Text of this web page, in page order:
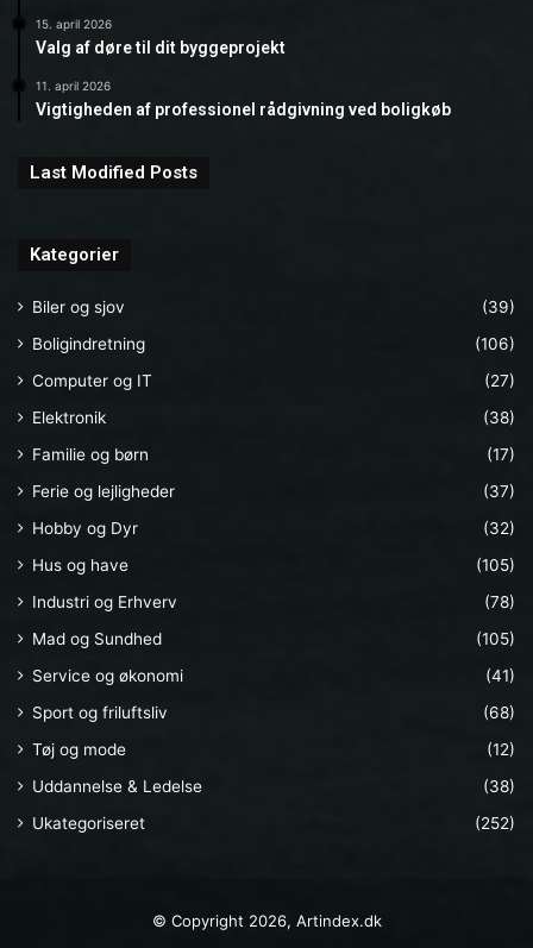
15. april 2026
Valg af døre til dit byggeprojekt
11. april 2026
Vigtigheden af professionel rådgivning ved boligkøb
Last Modified Posts
Kategorier
Biler og sjov
(39)
Boligindretning
(106)
Computer og IT
(27)
Elektronik
(38)
Familie og børn
(17)
Ferie og lejligheder
(37)
Hobby og Dyr
(32)
Hus og have
(105)
Industri og Erhverv
(78)
Mad og Sundhed
(105)
Service og økonomi
(41)
Sport og friluftsliv
(68)
Tøj og mode
(12)
Uddannelse & Ledelse
(38)
Ukategoriseret
(252)
© Copyright 2026, Artindex.dk